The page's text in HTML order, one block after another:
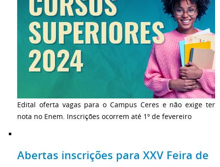
Edital oferta vagas para o Campus Ceres e não exige ter
nota no Enem. Inscrições ocorrem até 1º de fevereiro
Abertas inscrições para XXV Feira de